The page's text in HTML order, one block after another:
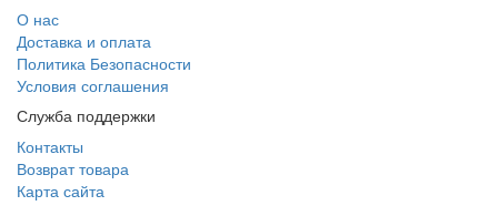
О нас
Доставка и оплата
Политика Безопасности
Условия соглашения
Служба поддержки
Контакты
Возврат товара
Карта сайта